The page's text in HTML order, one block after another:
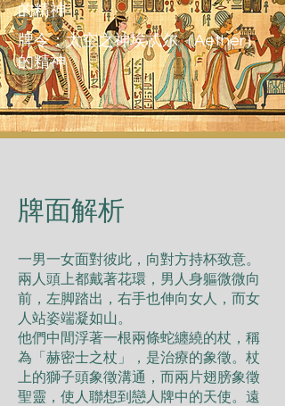
的精神
牌令：太空之神埃忒尔（Aether）
的精神
​牌面解析
⼀男⼀⼥⾯對彼此，向對⽅持杯致意。
兩⼈頭上都戴著花環，男⼈⾝軀微微向
前，左脚踏出，右⼿也伸向⼥⼈，⽽⼥
⼈站姿端凝如⼭。
他們中間浮著⼀根兩條蛇纏繞的杖，稱
為「赫密⼠之杖」，是治療的象徵。杖
上的獅⼦頭象徵溝通，⽽兩⽚翅膀象徵
聖靈，使⼈聯想到戀⼈牌中的天使。遠